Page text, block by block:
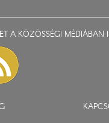
A KÖZÖSSÉGI MÉDIÁBAN